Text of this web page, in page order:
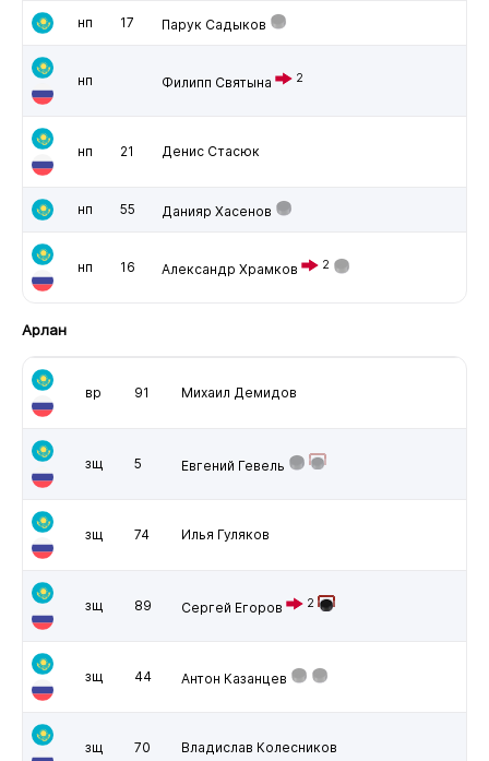
нп 17 Парук Садыков
нп Филипп Святына 2
нп 21 Денис Стасюк
нп 55 Данияр Хасенов
нп 16 Александр Храмков 2
Арлан
вр 91 Михаил Демидов
зщ 5 Евгений Гевель
зщ 74 Илья Гуляков
зщ 89 Сергей Егоров 2
зщ 44 Антон Казанцев
зщ 70 Владислав Колесников